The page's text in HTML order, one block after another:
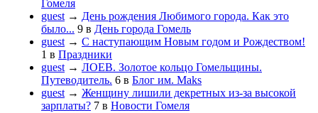
Гомеля
guest → День рождения Любимого города. Как это
было... 9 в День города Гомель
guest → С наступающим Новым годом и Рождеством!
1 в Праздники
guest → ЛОЕВ. Золотое кольцо Гомельщины.
Путеводитель. 6 в Блог им. Maks
guest → Женщину лишили декретных из-за высокой
зарплаты? 7 в Новости Гомеля